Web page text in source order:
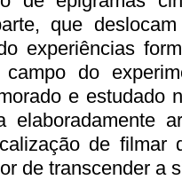
que
experiências
do
e estudado
elaboradamente
de filmar
de transcender a